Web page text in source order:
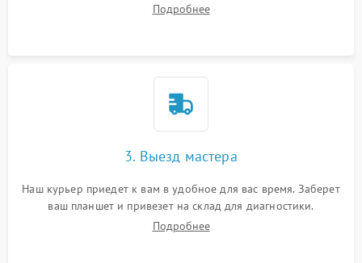
Подробнее
3. Выезд мастера
Наш курьер приедет к вам в удобное для вас время. Заберет
ваш планшет и привезет на склад для диагностики.
Подробнее